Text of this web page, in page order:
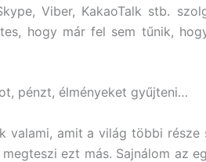
Viber, KakaoTalk stb.
hogy már fel sem tűnik,
pénzt, élményeket gyűjteni…
valami, amit a világ többi része
ezt más. Sajnálom az